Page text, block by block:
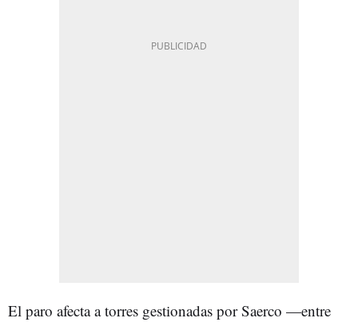
El paro afecta a torres gestionadas por Saerco —entre